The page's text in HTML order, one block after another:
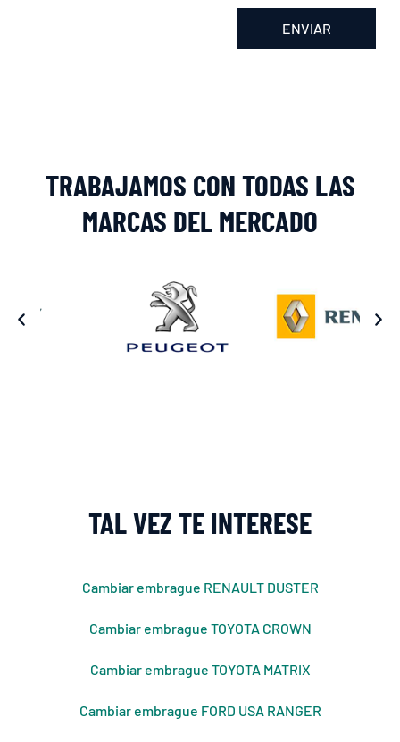
ENVIAR
TRABAJAMOS CON TODAS LAS
MARCAS DEL MERCADO
TAL VEZ TE INTERESE
Cambiar embrague RENAULT DUSTER
Cambiar embrague TOYOTA CROWN
Cambiar embrague TOYOTA MATRIX
Cambiar embrague FORD USA RANGER